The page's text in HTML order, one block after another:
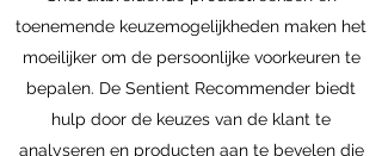
toenemende keuzemogelijkheden maken het
moeilijker om de persoonlijke voorkeuren te
bepalen. De Sentient Recommender biedt
hulp door de keuzes van de klant te
analyseren en producten aan te bevelen die